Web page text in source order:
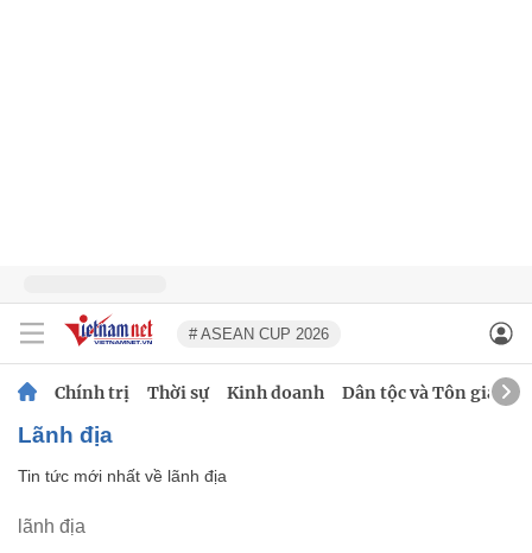
# ASEAN CUP 2026
Chính trị Thời sự Kinh doanh Dân tộc và Tôn giáo
lãnh địa
Tin tức mới nhất về lãnh địa
lãnh địa